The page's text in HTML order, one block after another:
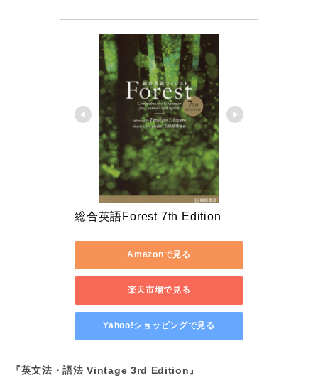
総合英語Forest 7th Edition
Amazonで見る
楽天市場で見る
Yahoo!ショッピングで見る
『英文法・語法 Vintage 3rd Edition』